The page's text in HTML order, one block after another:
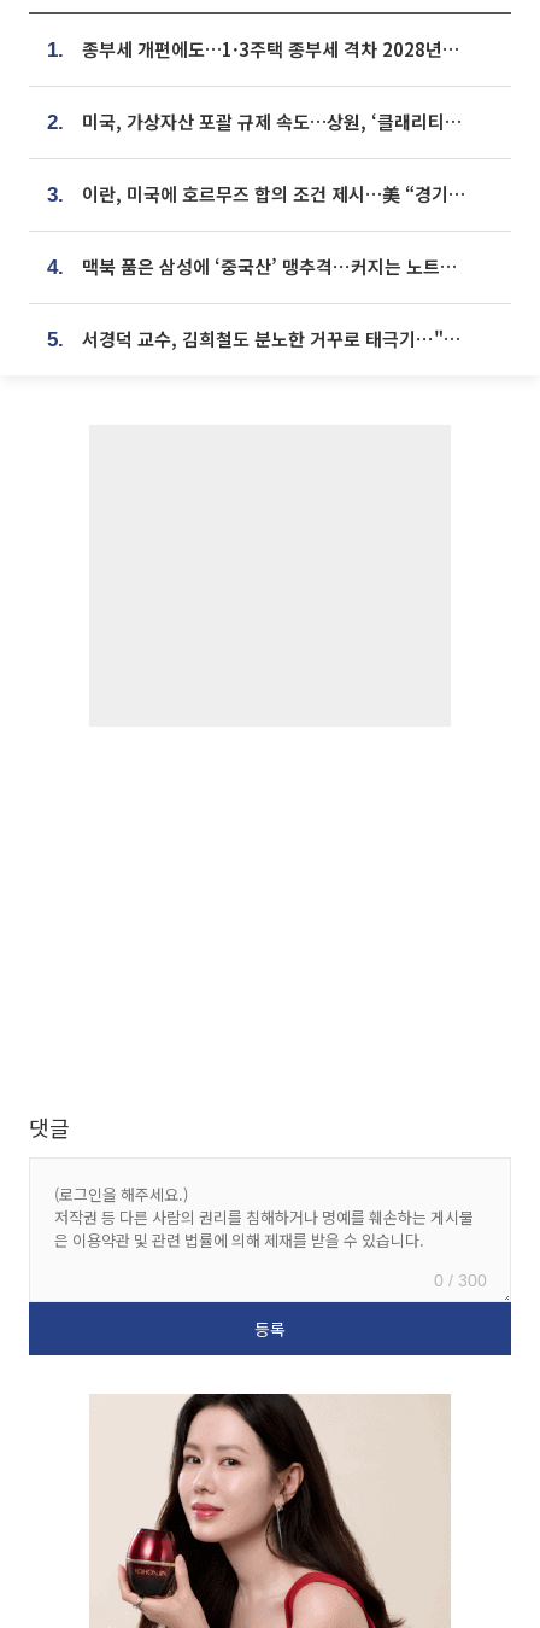
1. 종부세 개편에도…1·3주택 종부세 격차 2028년부터 확대
2. 미국, 가상자산 포괄 규제 속도…상원, ‘클래리티법’ 9월 절차투표 추진
3. 이란, 미국에 호르무즈 합의 조건 제시…美 “경기 아직 안 끝나” [종합]
4. 맥북 품은 삼성에 ‘중국산’ 맹추격⋯커지는 노트북 OLED 시장
5. 서경덕 교수, 김희철도 분노한 거꾸로 태극기⋯"엉터리는 아냐, 아쉬울 뿐"
댓글
0 / 300